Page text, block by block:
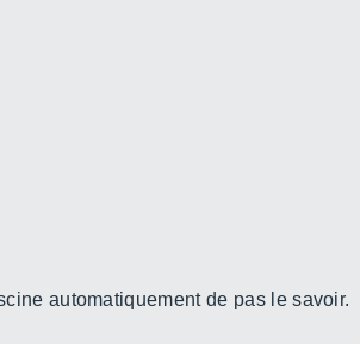
automatiquement de pas le savoir.